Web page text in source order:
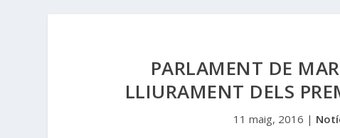
PARLAMENT DE
LLIURAMENT DELS
11 maig, 2016 |